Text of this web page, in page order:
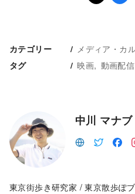
カテゴリー メディア・カ
タグ 映画 動画配信
中川 マナブ
東京街歩き研究家 / 東京散歩ぽ